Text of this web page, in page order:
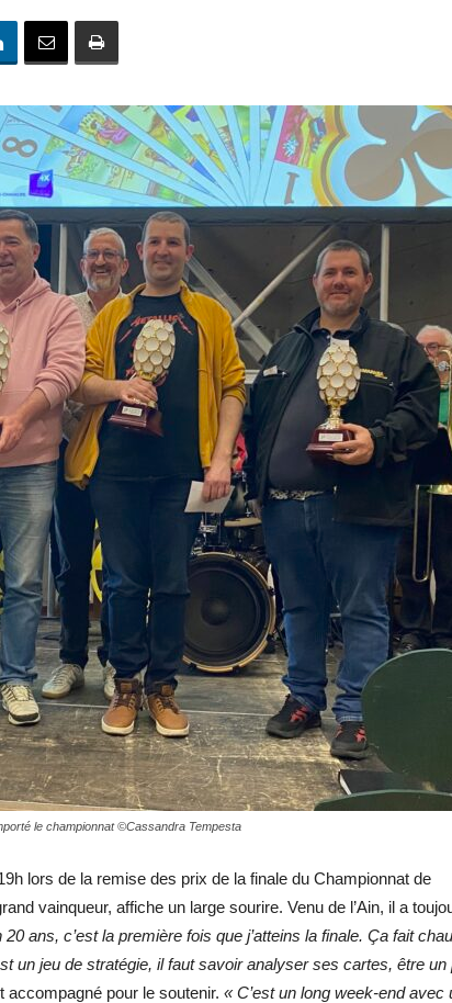
locale
Hebdo25
le championnat ©Cassandra Tempesta
lors de la remise des prix de la finale du Championnat de
vainqueur, affiche un large sourire. Venu de l’Ain, il a
20 ans, c’est la première fois que j’atteins la finale. Ça fait
un jeu de stratégie, il faut savoir analyser ses cartes, être un
accompagné pour le soutenir. « C’est un long week-end avec